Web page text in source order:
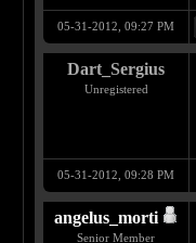
05-31-2012, 09:27 PM
Dart_Sergius
Unregistered
05-31-2012, 09:28 PM
angelus_morti
Senior Member